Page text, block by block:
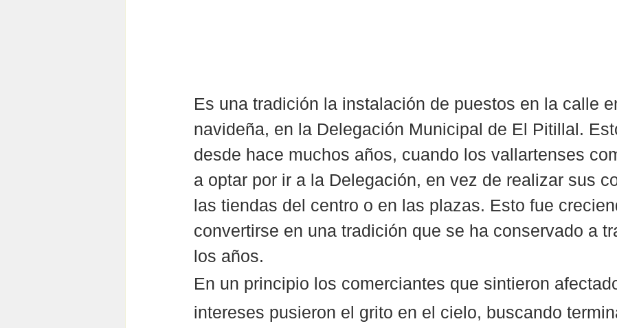
Es una tradición la instalación de puestos en la calle
navideña, en la Delegación Municipal de El Pitillal.
desde hace muchos años, cuando los vallartenses
a optar por ir a la Delegación, en vez de realizar sus
las tiendas del centro o en las plazas. Esto fue
convertirse en una tradición que se ha conservado a
los años.
En un principio los comerciantes que sintieron
intereses pusieron el grito en el cielo, buscando